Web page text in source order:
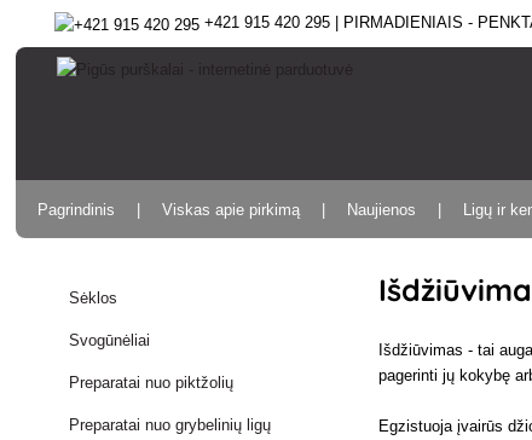
+421 915 420 295 | PIRMADIENIAIS -
Pagrindinis Viskas apie pirkimą Naujienos Ligų ir
Sėklos
Svogūnėliai
Preparatai nuo piktžolių
Preparatai nuo grybelinių ligų
Išdžiūvimas - tai
pagerinti jų kokybę
Egzistuoja įvairūs